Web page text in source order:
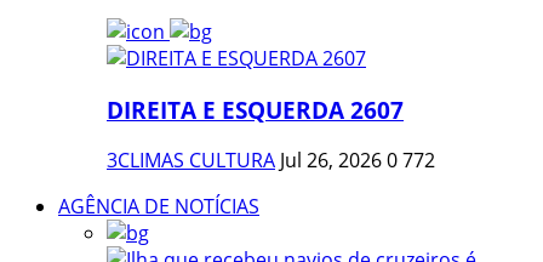
DIREITA E ESQUERDA 2607
3CLIMAS CULTURA Jul 26, 20260772
AGÊNCIA DE NOTÍCIAS